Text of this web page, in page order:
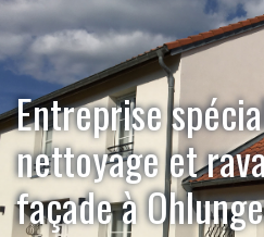
Entreprise
nettoyage et
façade à